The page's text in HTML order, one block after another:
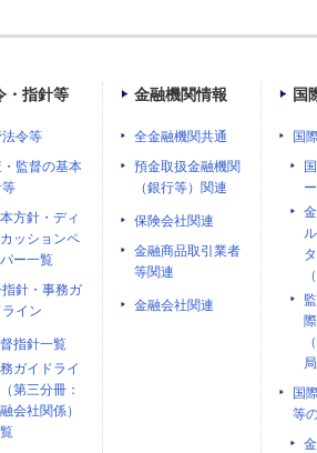
・指針等
法令等
監督の基本
方針・ディ
ッションペ
ー一覧
指針・事務ガ
イン
指針一覧
ガイドライ
第三分冊：
会社関係）
金融機関情報
全金融機関共通
預金取扱金融機関
（銀行等）関連
保険会社関連
金融商品取引業者
等関連
金融会社関連
国
国
ー
国
等